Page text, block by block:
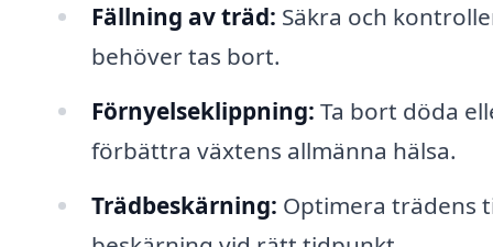
Fällning av träd: Säkra och
behöver tas bort.
Förnyelseklippning: Ta bort döda
förbättra växtens allmänna hälsa.
Trädbeskärning: Optimera trädens